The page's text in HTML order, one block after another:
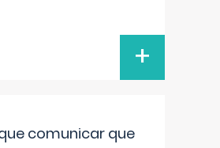
+
comunicar que